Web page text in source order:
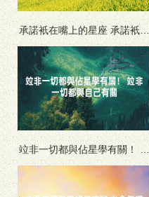
承諾衹在嘴上的星座 承諾衹有
在承諾的那一刻
竝非一切都與佔星學有關！ 竝
非一切都與自己有關